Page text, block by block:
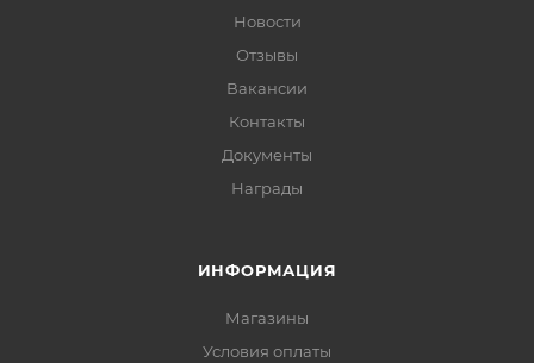
Новости
Отзывы
Вакансии
Контакты
Документы
Награды
ИНФОРМАЦИЯ
Магазины
Условия оплаты